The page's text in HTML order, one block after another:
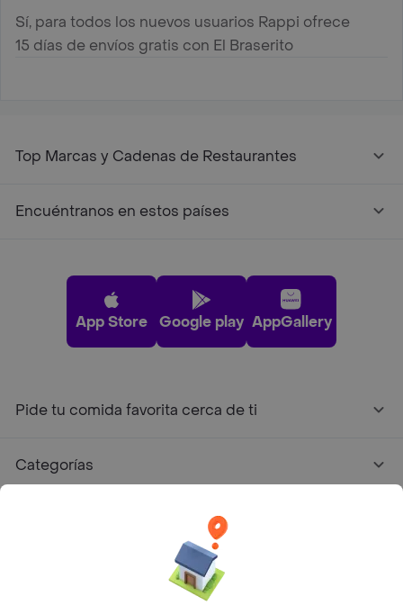
Sí, para todos los nuevos usuarios Rappi ofrece
15 días de envíos gratis con El Braserito
Top Marcas y Cadenas de Restaurantes
Encuéntranos en estos países
App Store Google play AppGallery
Pide tu comida favorita cerca de ti
Categorías